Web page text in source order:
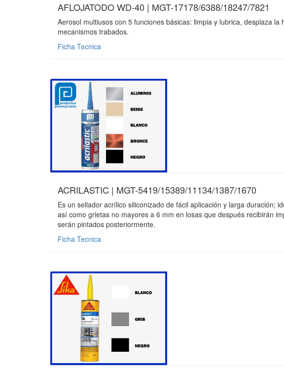
AFLOJATODO WD-40 | MGT-17178/6388/18247/7821
Aerosol multiusos con 5 funciones básicas: limpia y lubrica, desplaza
mecanismos trabados.
Ficha Tecnica
ACRILASTIC | MGT-5419/15389/11134/1387/1670
Es un sellador acrílico siliconizado de fácil aplicación y larga duración;
así como grietas no mayores a 6 mm en losas que después recibirán
serán pintados posteriormente.
Ficha Tecnica